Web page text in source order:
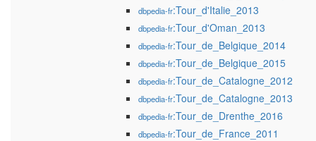
dbpedia-fr:Tour_d'Italie_2013
dbpedia-fr:Tour_d'Oman_2013
dbpedia-fr:Tour_de_Belgique_2014
dbpedia-fr:Tour_de_Belgique_2015
dbpedia-fr:Tour_de_Catalogne_2012
dbpedia-fr:Tour_de_Catalogne_2013
dbpedia-fr:Tour_de_Drenthe_2016
dbpedia-fr:Tour_de_France_2011